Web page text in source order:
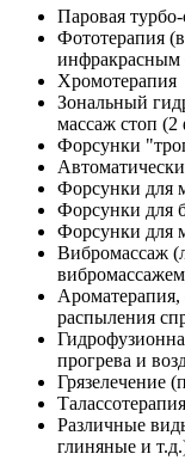
Паровая турбо-
Фототерапия
инфракрасным
Хромотерапия
Зональный
массаж стоп
Форсунки
Форсунки для
Форсунки для
Форсунки для
Вибромассаж
распыления
прогрева и
Грязелечение
Талассотерапия
Различные
глиняные и